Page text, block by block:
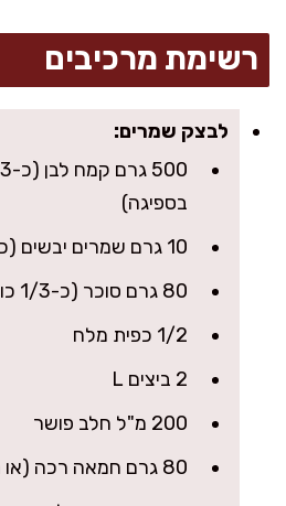
רשימת מרכיבים
לבצק שמרים:
בספיגה)
10 גרם שמרים יבשים (כף)
80 גרם סוכר (כ-1/3 כוס)
1/2 כפית מלח
2 ביצים L
200 מ"ל חלב פושר
80 גרם חמאה רכה (או מומסת ומצוננת)